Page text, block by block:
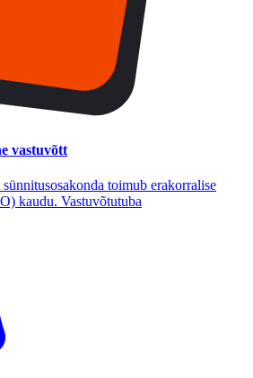
vastuvõtt
toimub erakorralise
kaudu. Vastuvõtutuba